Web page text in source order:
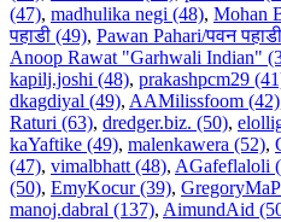
(47), madhulika negi (48), Mohan
पहाडी (49), Pawan Pahari/पवन
Anoop Rawat "Garhwali Indian"
kapilj.joshi (48), prakashpcm29
dkagdiyal (49), AAMilissfoom (42)
Raturi (63), dredger.biz. (50),
kaYaftike (49), malenkawera (52),
(47), vimalbhatt (48), AGafeflaloli
(50), EmyKocur (39),
manoj.dabral (137), AimundAid